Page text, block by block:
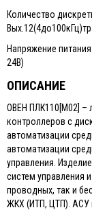
Количество
Напряжение
24В)
ОПИСАНИЕ
ОВЕН ПЛК110[М02] –
контроллеров с
автоматизации
автоматизации
управления.
систем управления
проводных, так и
ЖКХ (ИТП, ЦТП). АСУ